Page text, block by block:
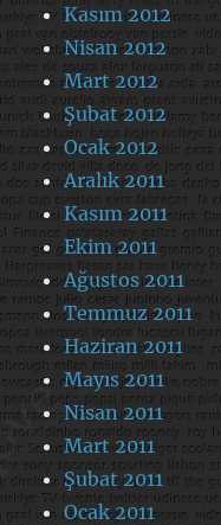
Kasım 2012
Nisan 2012
Mart 2012
Şubat 2012
Ocak 2012
Aralık 2011
Kasım 2011
Ekim 2011
Ağustos 2011
Temmuz 2011
Haziran 2011
Mayıs 2011
Nisan 2011
Mart 2011
Şubat 2011
Ocak 2011